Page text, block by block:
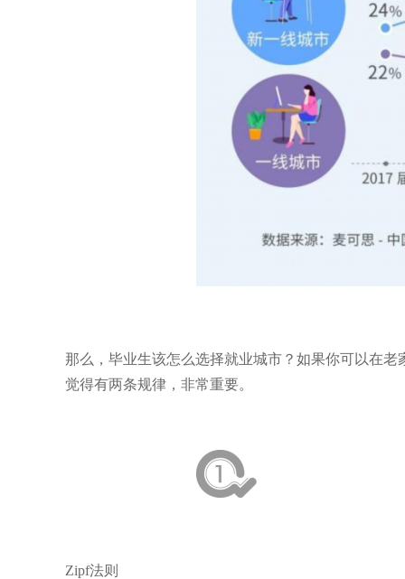
那么，毕业生该怎么选择就业城市？如果你可以在
觉得有两条规律，非常重要。
Zipf法则